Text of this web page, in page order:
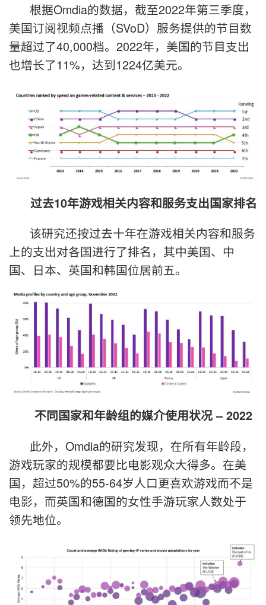
根据Omdia的数据，截至2022年第三季度，
美国订阅视频点播（SVoD）服务提供的节目数
量超过了40,000档。2022年，美国的节目支出
也增长了11%，达到1224亿美元。
过去10年游戏相关内容和服务支出国家排名
该研究还按过去十年在游戏相关内容和服务
上的支出对各国进行了排名，其中美国、中
国、日本、英国和韩国位居前五。
不同国家和年龄组的媒介使用状况 – 2022
此外，Omdia的研究发现，在所有年龄段，
游戏玩家的规模都要比电影观众大得多。在美
国，超过50%的55-64岁人口更喜欢游戏而不是
电影，而英国和德国的女性手游玩家人数处于
领先地位。